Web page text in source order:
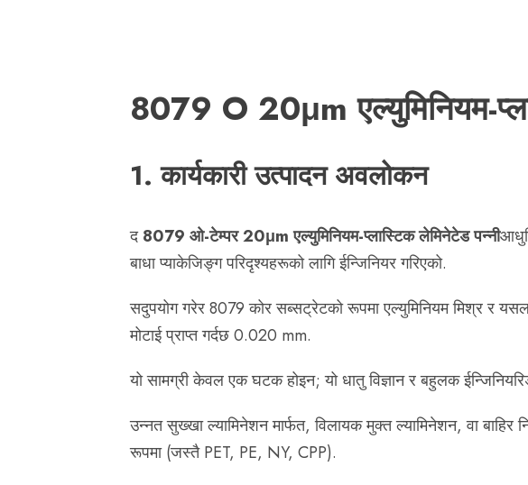
8079 O 20μm एल्युमिनियम-
1. कार्यकारी उत्पादन अवलोकन
द8079 ओ-टेम्पर 20μm एल्युमिनियम-प्लास्टिक लेमिनेटेड पन्नी
बाधा प्याकेजिङ्ग परिदृश्यहरूको लागि ईन्जिनियर गरिएको.
सदुपयोग गरेर 8079 कोर सब्सट्रेटको रूपमा एल्युमिनियम मिश्र र
मोटाई प्राप्त गर्दछ 0.020 mm.
यो सामग्री केवल एक घटक होइन; यो धातु विज्ञान र बहुलक
उन्नत सुख्खा ल्यामिनेशन मार्फत, विलायक मुक्त ल्यामिनेशन, वा बाहिर
रूपमा (जस्तै PET, PE, NY, CPP).